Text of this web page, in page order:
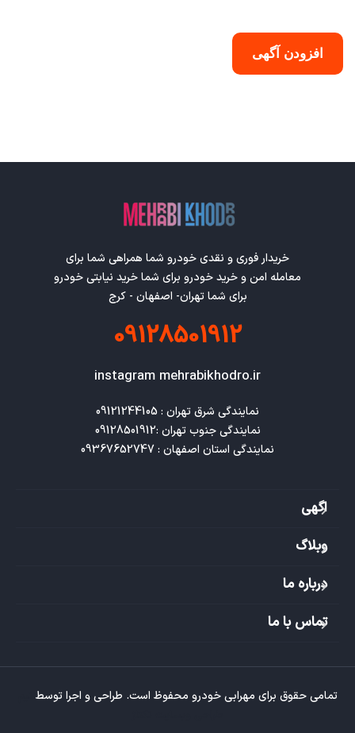
افزودن آگهی
خریدار فوری و نقدی خودرو شما همراهی شما برای
معامله امن و خرید خودرو برای شما خرید نیابتی خودرو
برای شما تهران- اصفهان - کرج
09128501912
instagram mehrabikhodro.ir
نمایندگی استان اصفهان : 09367652747
اگهی
وبلاگ
درباره ما
تماس با ما
تمامی حقوق برای مهرابی خودرو محفوظ است. طراحی و اجرا توسط